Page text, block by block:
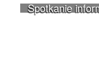
Spotkanie